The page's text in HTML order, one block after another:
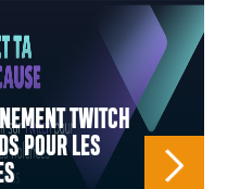
TWITCH
POUR LES